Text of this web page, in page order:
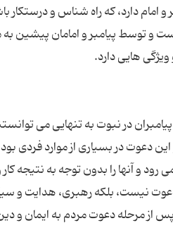
و امام دارد، که راه شناس و
توسط پیامبر و امامان پیشین به
در نبوت به تنهایی می
دعوت در بسیاری از موارد فردی
رود و آنها را بدون توجه به نتیجه
نیست، بلکه رهبری، هدایت و
از مرحله دعوت مردم به ایمان و